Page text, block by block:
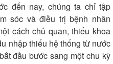
đến nay, chúng ta chỉ tập
sóc và điều trị bệnh nhân
cách chủ quan, thiếu khoa
nhập thiếu hệ thống từ nước
đầu bước sang một chu kỳ